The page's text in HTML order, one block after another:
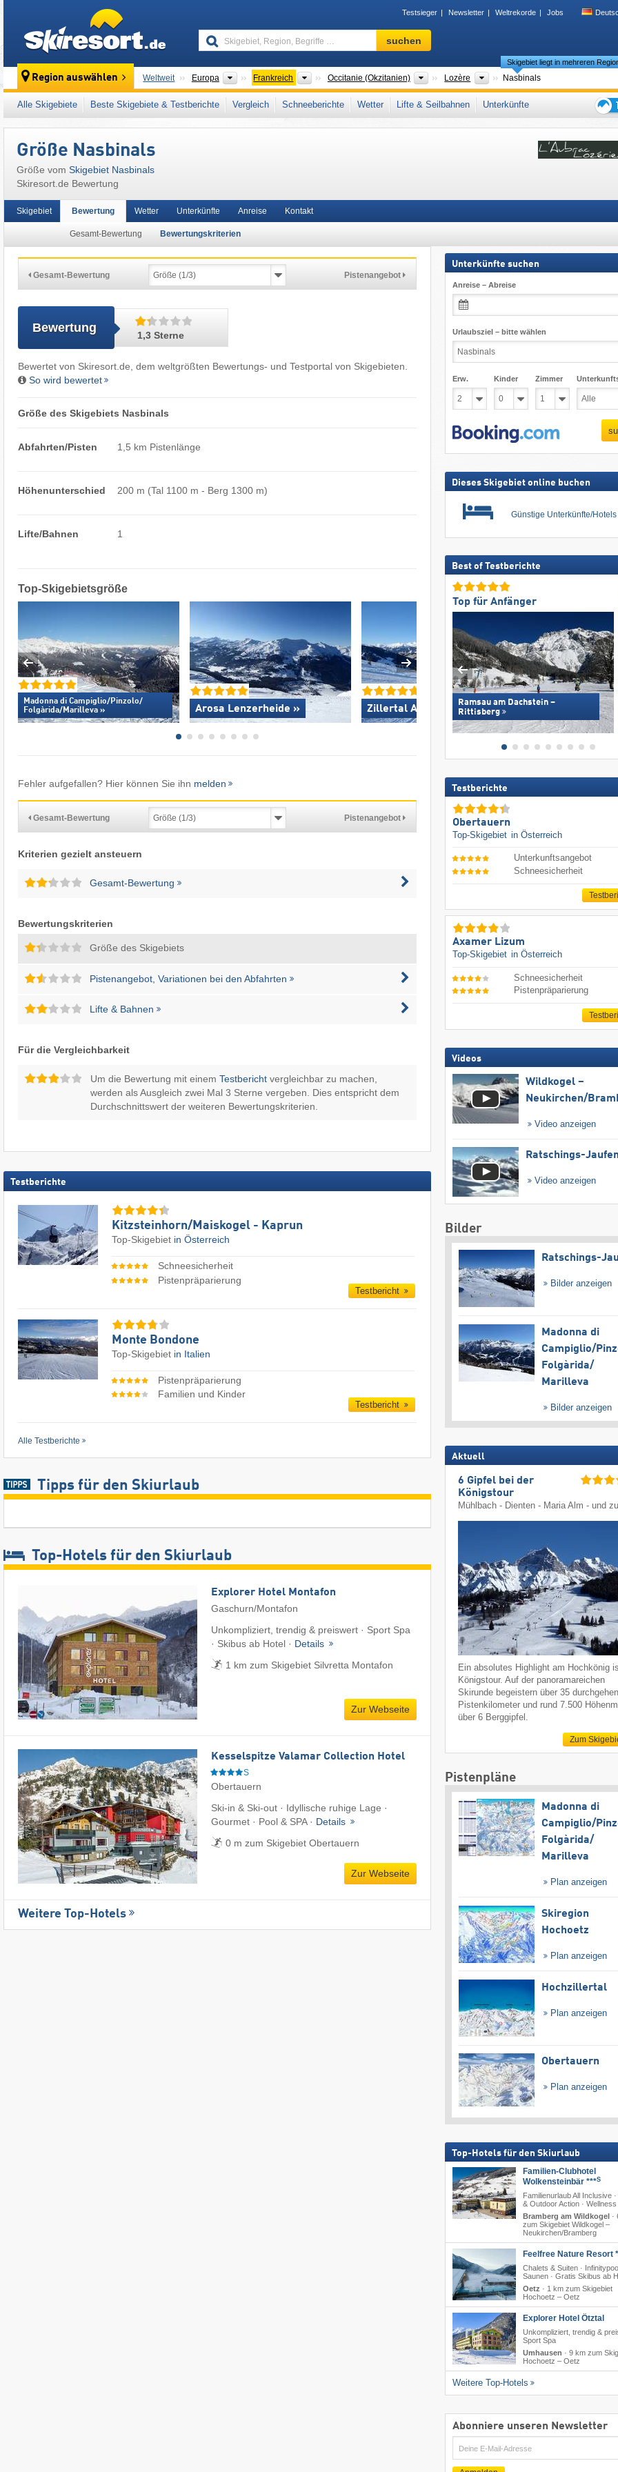
Testsieger Newsletter Weltrekorde Jobs
Skigebiet,
Region,
…
suchen
Region auswählen Weltweit Europa Kontinente
Frankreich LänderOccitanie (Okzitanien) Neue Regionen
Lozère Bitte wählen
Skigebiet liegt in mehreren
Nasbinals
Dieses Skigebiet liegt auch in: Aubrac, Languedoc-Roussillon Französisches Zentralmassiv (Massif Central) Südfrankreich,
Europäische Union
Alle Skigebiete Beste Skigebiete & Testberichte Vergleich Schneeberichte Wetter Lifte & Seilbahnen
Unterkünfte
den
Größe Nasbinals
Größe vom Skigebiet Nasbinals
Skiresort.de Bewertung
Skigebiet Bewertung
Gesamt-Bewertung Bewertungskriterien
Wetter Unterkünfte Anreise Kontakt
Gesamt-Bewertung Pistenangebot
Bewertung
1,3 Sterne
Bewertet von Skiresort.de, dem weltgrößten Bewertungs- und Testportal von Skigebieten.
So wird bewertet
Größe des Skigebiets Nasbinals
Abfahrten/Pisten 1,5 km Pistenlänge
Höhenunterschied 200 m (Tal 1100 m - Berg 1300 m)
Lifte/Bahnen 1
Top-Skigebietsgröße
Madonna di Campiglio/​Pinzolo/​
Folgàrida/​Marilleva »
Arosa Lenzerheide » Zillertal Arena » SkiWelt Wilder
Fehler aufgefallen? Hier können Sie ihn melden
Gesamt-Bewertung Pistenangebot
Kriterien gezielt ansteuern
Gesamt-Bewertung
Bewertungskriterien
Größe des Skigebiets
Pistenangebot, Variationen bei den Abfahrten
Lifte & Bahnen
Für die Vergleichbarkeit
Um die Bewertung mit einem Testberichtvergleichbar zu machen,
werden als Ausgleich zwei Mal 3 Sterne vergeben. Dies entspricht dem
Durchschnittswert der weiteren Bewertungskriterien.
Testberichte
Kitzsteinhorn/​Maiskogel - Kaprun
Top-Skigebiet in Österreich
Schneesicherheit
Pistenpräparierung
Testbericht
Monte Bondone
Top-Skigebiet in Italien
Pistenpräparierung
Familien und Kinder
Testbericht
Alle Testberichte
Tipps für den Skiurlaub
Top-Hotels für den Skiurlaub
Explorer Hotel Montafon
Gaschurn/Montafon
Unkompliziert, trendig & preiswert · Sport Spa
· Skibus ab Hotel · Details
1 km zum Skigebiet Silvretta Montafon
Zur Webseite
Kesselspitze Valamar Collection Hotel
S
Obertauern
Ski-in & Ski-out · Idyllische ruhige Lage ·
Gourmet · Pool & SPA · Details
0 m zum Skigebiet Obertauern
Zur Webseite
Weitere Top-Hotels
Unterkünfte suchen
Anreise – Abreise
Urlaubsziel – bitte wählen
Erw. Kinder Zimmer
Dieses Skigebiet online buchen
Günstige Unterkünfte/Hotels
Best of Testberichte
Top für Anfänger
Ramsau am Dachstein –
Rittisberg
Testberichte
Obertauern
Top-Skigebiet in Österreich
Unterkunftsangebot
Schneesicherheit
Axamer Lizum
Top-Skigebiet in Österreich
Schneesicherheit
Pistenpräparierung
Videos
Wildkogel –
Neukirchen/​
Video anzeigen
Ratschings-Jaufen
Video anzeigen
Bilder
Ratschings-
Bilder anzeigen
Madonna di
Campiglio/​
Folgàrida/​
Marilleva
Bilder anzeigen
Aktuell
6 Gipfel bei der
Königstour
Mühlbach - Dienten - Maria Alm - und
Ein absolutes Highlight am Hochkönig
Königstour. Auf der panoramareichen
Skirunde begeistern über 35
Pistenkilometer und rund 7.500
über 6 Berggipfel.
Zum
Pistenpläne
Madonna di
Campiglio/​
Folgàrida/​
Marilleva
Plan anzeigen
Skiregion
Hochoetz
Plan anzeigen
Hochzillertal
Plan anzeigen
Obertauern
Plan anzeigen
Top-Hotels für den Skiurlaub
Familien-Clubhotel
Wolkensteinbär ***S
Familienurlaub All Inclusive
& Outdoor Action · Wellness
Bramberg am Wildkogel ·
zum Skigebiet Wildkogel –
Neukirchen/​Bramberg
Feelfree Nature Resort
Chalets & Suiten ·
Saunen · Gratis Skibus ab
Oetz · 1 km zum Skigebiet
Hochoetz – Oetz
Explorer Hotel Ötztal
Unkompliziert, trendig &
Sport Spa
Umhausen · 9 km zum
Hochoetz – Oetz
Weitere Top-Hotels
Abonniere unseren Newsletter
E-
Mail